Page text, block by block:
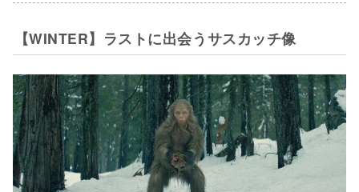
【WINTER】ラストに出会うサスカッチ像